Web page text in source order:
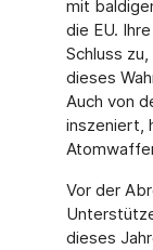
mit
die EU.
Schluss
dieses
Auch von
inszeniert,
Vor der
dieses